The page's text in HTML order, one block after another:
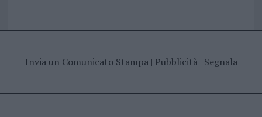
Invia un Comunicato Stampa| Pubblicità| Segnala